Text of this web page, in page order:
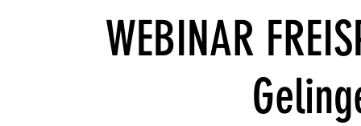
WEBINAR